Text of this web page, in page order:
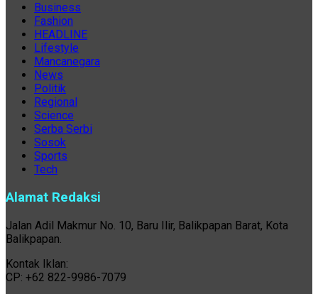
Business
Fashion
HEADLINE
Lifestyle
Mancanegara
News
Politik
Regional
Science
Serba Serbi
Sosok
Sports
Tech
Alamat Redaksi
Jalan Adil Makmur No. 10, Baru Ilir, Balikpapan Barat, Kota
Balikpapan.
Kontak Iklan:
CP: +62 822-9986-7079